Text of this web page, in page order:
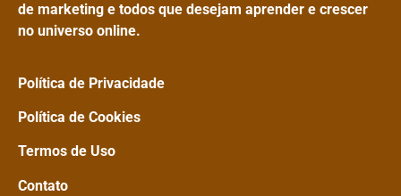
de marketing e todos que desejam aprender e crescer
no universo online.
Política de Privacidade
Política de Cookies
Termos de Uso
Contato